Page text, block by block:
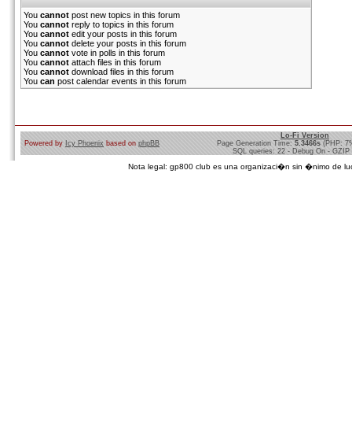
You cannot post new topics in this forum
You cannot reply to topics in this forum
You cannot edit your posts in this forum
You cannot delete your posts in this forum
You cannot vote in polls in this forum
You cannot attach files in this forum
You cannot download files in this forum
You can post calendar events in this forum
Powered by Icy Phoenix based on phpBB
Lo-Fi Version
Page Generation Time: 5.3466s (PHP:
SQL queries: 22 - Debug On - GZIP
Nota legal: gp800 club es una organizaci�n sin �nimo de